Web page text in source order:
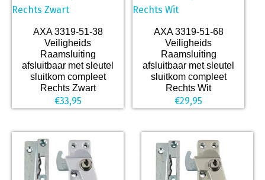
AXA 3319-51-38
Veiligheids
Raamsluiting
afsluitbaar met sleutel
sluitkom compleet
Rechts Zwart
€33,95
AXA 3319-51-68
Veiligheids
Raamsluiting
afsluitbaar met sleutel
sluitkom compleet
Rechts Wit
€29,95